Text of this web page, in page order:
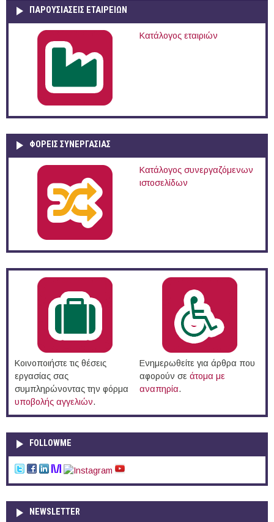
ΠΑΡΟΥΣΙΆΣΕΙΣ ΕΤΑΙΡΕΙΏΝ
Κατάλογος εταιριών
ΦΟΡΕΙΣ ΣΥΝΕΡΓΑΣΙΑΣ
Κατάλογος συνεργαζόμενων
ιστοσελίδων
Κοινοποιήστε τις θέσεις
εργασίας σας
συμπληρώνοντας την φόρμα
υποβολής αγγελιών.
Ενημερωθείτε για άρθρα που
αφορούν σε άτομα με
αναπηρία.
FOLLOWME
NEWSLETTER